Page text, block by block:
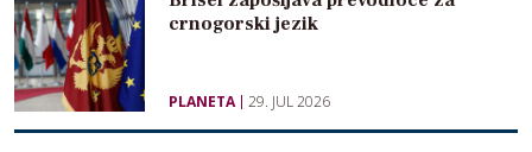
crnogorski jezik
PLANETA 29. JUL 2026